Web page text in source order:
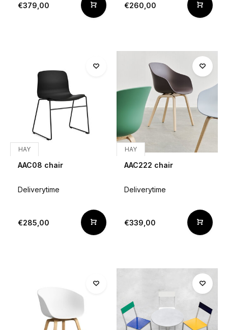
€379,00 €260,00
HAY
AAC08 chair
Deliverytime
€285,00
HAY
AAC222 chair
Deliverytime
€339,00